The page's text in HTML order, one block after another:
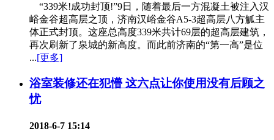
“339米!成功封顶!”9日，随着最后一方混凝土被注入汉
峪金谷超高层之顶，济南汉峪金谷A5-3超高层八方觚主
体正式封顶。这座总高度339米共计69层的超高层建筑，
再次刷新了泉城的新高度。而此前济南的“第一高”是位
...[更多]
浴室装修还在犯懵 这六点让你使用没有后顾之
忧
2018-6-7 15:14